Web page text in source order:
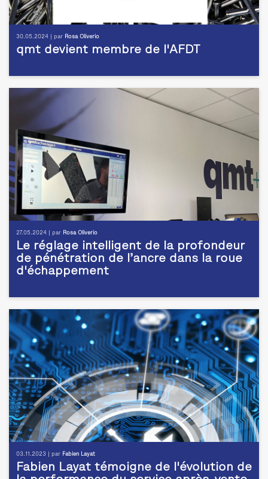
30.05.2024 | par Rosa Oliverio
qmt devient membre de l'AFDT
27.05.2024 | par Rosa Oliverio
Le réglage intelligent de la profondeur
de pénétration de l’ancre dans la roue
d'échappement
03.11.2023 | par Fabien Layat
Fabien Layat témoigne de l'évolution de